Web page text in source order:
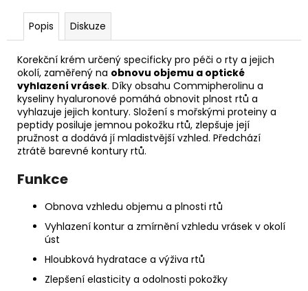
Popis Diskuze
Korekční krém určený specificky pro péči o rty a jejich
okolí, zaměřený na obnovu objemu a optické
vyhlazení vrásek. Díky obsahu Commipherolinu a
kyseliny hyaluronové pomáhá obnovit plnost rtů a
vyhlazuje jejich kontury. Složení s mořskými proteiny a
peptidy posiluje jemnou pokožku rtů, zlepšuje její
pružnost a dodává jí mladistvější vzhled. Předchází
ztrátě barevné kontury rtů.
Funkce
Obnova vzhledu objemu a plnosti rtů
Vyhlazení kontur a zmírnění vzhledu vrásek v okolí
úst
Hloubková hydratace a výživa rtů
Zlepšení elasticity a odolnosti pokožky
TONIKUM
S
HYDRATAČNÍM
KOMPLEXEM
200
ML